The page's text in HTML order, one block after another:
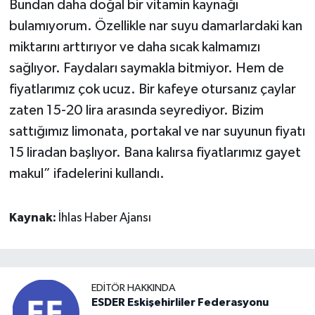
Bundan daha doğal bir vitamin kaynağı
bulamıyorum. Özellikle nar suyu damarlardaki kan
miktarını arttırıyor ve daha sıcak kalmamızı
sağlıyor. Faydaları saymakla bitmiyor. Hem de
fiyatlarımız çok ucuz. Bir kafeye otursanız çaylar
zaten 15-20 lira arasında seyrediyor. Bizim
sattığımız limonata, portakal ve nar suyunun fiyatı
15 liradan başlıyor. Bana kalırsa fiyatlarımız gayet
makul” ifadelerini kullandı.
Kaynak: İhlas Haber Ajansı
EDITÖR HAKKINDA
ESDER Eskişehirliler Federasyonu